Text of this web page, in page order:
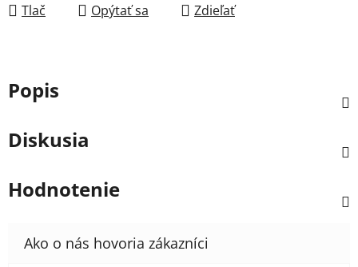
Tlač Opýtať sa Zdieľať
Popis
Diskusia
Hodnotenie